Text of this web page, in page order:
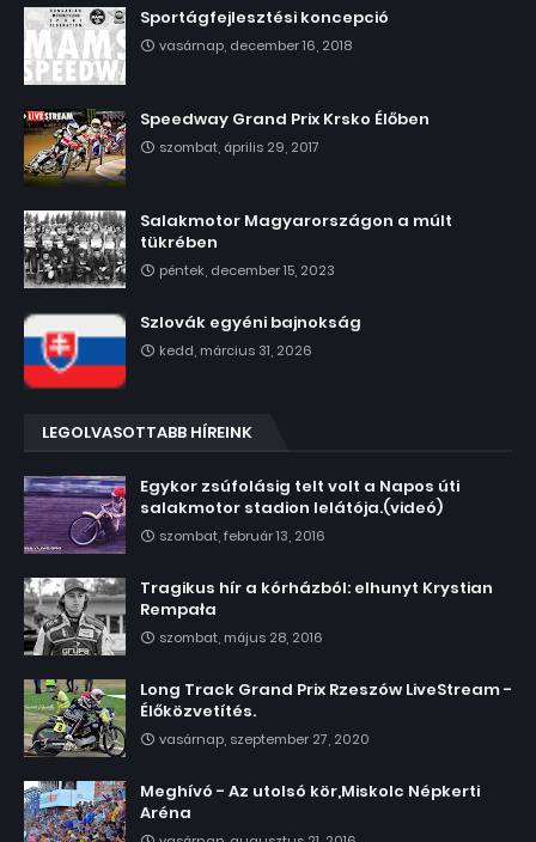
Sportágfejlesztési koncepció
vasárnap, december 16, 2018
Speedway Grand Prix Krsko Élőben
szombat, április 29, 2017
Salakmotor Magyarországon a múlt
tükrében
péntek, december 15, 2023
Szlovák egyéni bajnokság
kedd, március 31, 2026
LEGOLVASOTTABB HÍREINK
Egykor zsúfolásig telt volt a Napos úti
salakmotor stadion lelátója.(videó)
szombat, február 13, 2016
Tragikus hír a kórházból: elhunyt Krystian
Rempała
szombat, május 28, 2016
Long Track Grand Prix Rzeszów LiveStream -
Élőközvetítés.
vasárnap, szeptember 27, 2020
Meghívó - Az utolsó kör,Miskolc Népkerti
Aréna